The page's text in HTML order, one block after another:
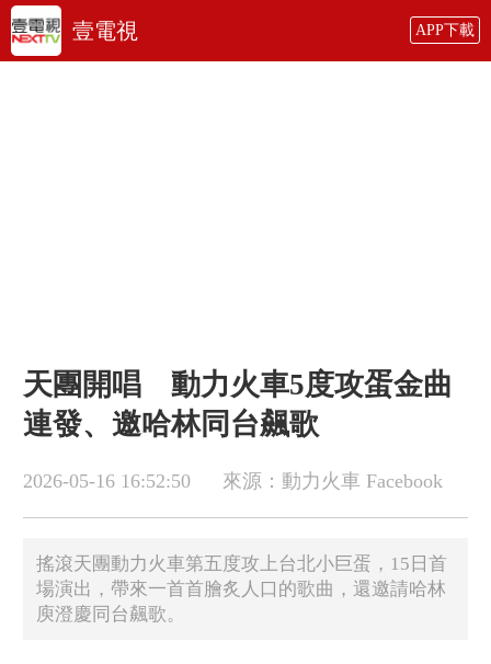
壹電視 APP下載
天團開唱 動力火車5度攻蛋金曲
連發、邀哈林同台飆歌
2026-05-16 16:52:50 來源：動力火車 Facebook
搖滾天團動力火車第五度攻上台北小巨蛋，15日首
場演出，帶來一首首膾炙人口的歌曲，還邀請哈林
庾澄慶同台飆歌。